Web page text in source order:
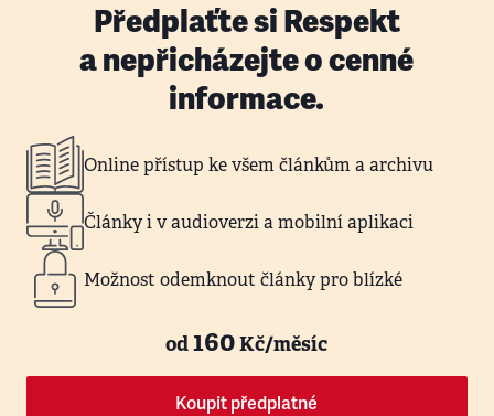
Předplaťte si Respekt
a nepřicházejte o cenné
informace.
Online přístup ke všem článkům a archivu
Články i v audioverzi a mobilní aplikaci
Možnost odemknout články pro blízké
od160Kč/měsíc
Koupit předplatné